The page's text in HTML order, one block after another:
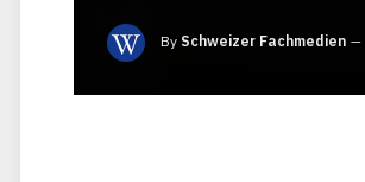
By Schweizer Fachmedien